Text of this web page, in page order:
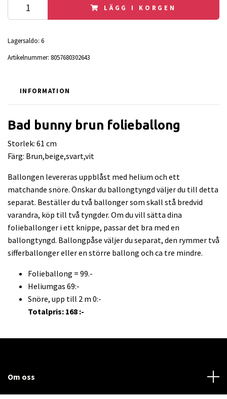
LÄGG I KORGEN
Lagersaldo: 6
Artikelnummer: 8057680302643
INFORMATION
Bad bunny brun folieballong
Storlek: 61 cm
Färg: Brun,beige,svart,vit
Ballongen levereras uppblåst med helium och ett
matchande snöre. Önskar du ballongtyngd väljer du till detta
separat. Beställer du två ballonger som skall stå bredvid
varandra, köp till två tyngder. Om du vill sätta dina
folieballonger i ett knippe, passar det bra med en
ballongtyngd. Ballongpåse väljer du separat, den rymmer två
sifferballonger eller en större ballong och ca tre mindre.
Folieballong = 99.-
Heliumgas 69:-
Snöre, upp till 2 m 0:-
Totalpris: 168 :-
Om oss